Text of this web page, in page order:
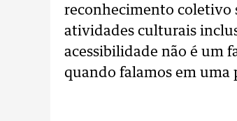
reconhecimento coletivo
atividades culturais
acessibilidade não é um
quando falamos em uma